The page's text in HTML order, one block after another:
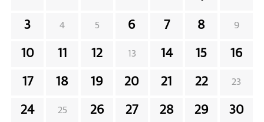
3 4 5 6 7 8 9
10 11 12 13 14 15 16
17 18 19 20 21 22 23
24 25 26 27 28 29 30